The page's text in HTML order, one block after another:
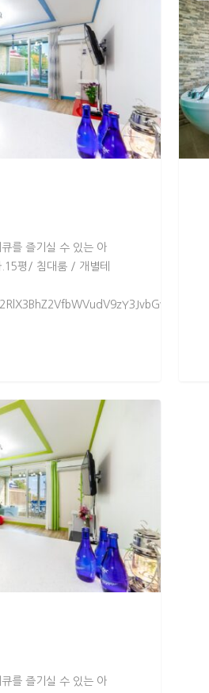
를 즐기실 수 있는 아
평/ 침대룸 / 개별테
를 즐기실 수 있는 아